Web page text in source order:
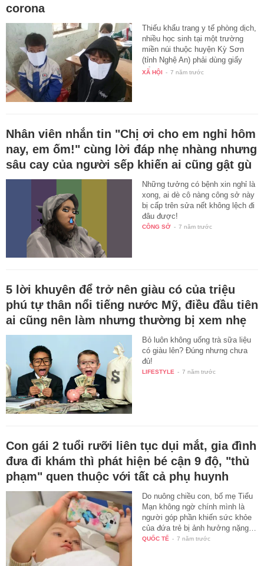
corona
Thiếu khẩu trang y tế phòng dịch,
nhiều học sinh tại một trường
miền núi thuộc huyện Kỳ Sơn
(tỉnh Nghệ An) phải dùng giấy
để…
XÃ HỘI - 7 năm trước
Nhân viên nhắn tin "Chị ơi cho em nghỉ hôm
nay, em ốm!" cùng lời đáp nhẹ nhàng nhưng
sâu cay của người sếp khiến ai cũng gật gù
Những tưởng có bệnh xin nghỉ là
xong, ai dè cô nàng công sở này
bị cấp trên sửa nết không lệch đi
đâu được!
CÔNG SỞ - 7 năm trước
5 lời khuyên để trở nên giàu có của triệu
phú tự thân nổi tiếng nước Mỹ, điều đầu tiên
ai cũng nên làm nhưng thường bị xem nhẹ
Bỏ luôn không uống trà sữa liệu
có giàu lên? Đúng nhưng chưa
đủ!
LIFESTYLE - 7 năm trước
Con gái 2 tuổi rưỡi liên tục dụi mắt, gia đình
đưa đi khám thì phát hiện bé cận 9 độ, "thủ
phạm" quen thuộc với tất cả phụ huynh
Do nuông chiều con, bố mẹ Tiểu
Mạn không ngờ chính mình là
người góp phần khiến sức khỏe
của đứa trẻ bị ảnh hưởng nặng…
QUỐC TẾ - 7 năm trước